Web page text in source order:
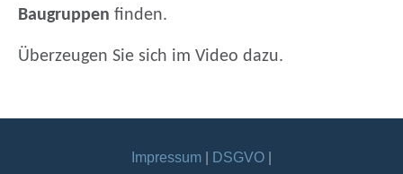
Baugruppen finden.
Überzeugen Sie sich im Video dazu.
Impressum DSGVO